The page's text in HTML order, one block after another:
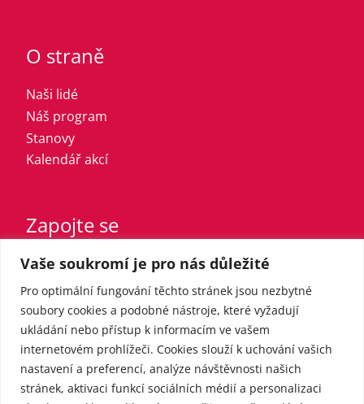
Vaše soukromí je pro nás důležité
Pro optimální fungování těchto stránek jsou nezbytné
soubory cookies a podobné nástroje, které vyžadují
ukládání nebo přístup k informacím ve vašem
internetovém prohlížeči. Cookies slouží k uchování vašich
nastavení a preferencí, analýze návštěvnosti našich
stránek, aktivaci funkcí sociálních médií a personalizaci
O straně
Naši lidé
Náš program
Stanovy
Kalendář akcí
Zapojte se
Vstupte do strany
Registrovaný sympatizant
Přispějte finančně
Pro média